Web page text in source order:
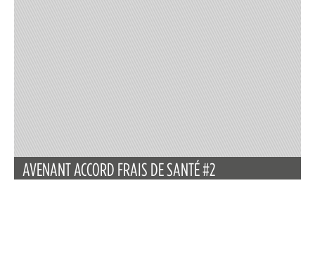
AVENANT ACCORD FRAIS DE SANTÉ #2